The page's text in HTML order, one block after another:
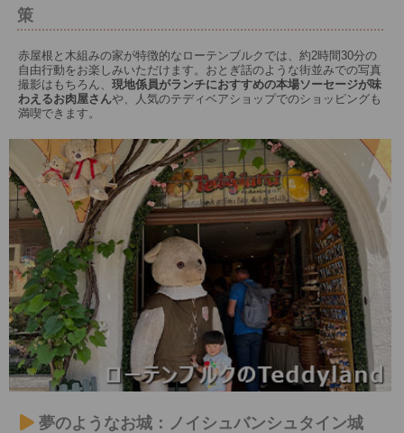
策
赤屋根と木組みの家が特徴的なローテンブルクでは、約2時間30分の
自由行動をお楽しみいただけます。おとぎ話のような街並みでの写真
撮影はもちろん、 現地係員がランチにおすすめの本場ソーセージが味
わえるお肉屋さんや、人気のテディベアショップでのショッピングも
満喫できます。
夢のようなお城：ノイシュバンシュタイン城